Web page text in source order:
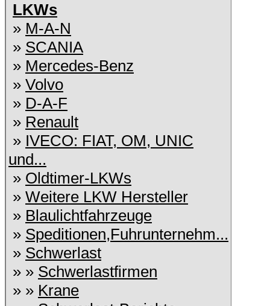
LKWs
» M-A-N
» SCANIA
» Mercedes-Benz
» Volvo
» D-A-F
» Renault
» IVECO: FIAT, OM, UNIC
und...
» Oldtimer-LKWs
» Weitere LKW Hersteller
» Blaulichtfahrzeuge
» Speditionen,Fuhrunternehm...
» Schwerlast
» » Schwerlastfirmen
» » Krane